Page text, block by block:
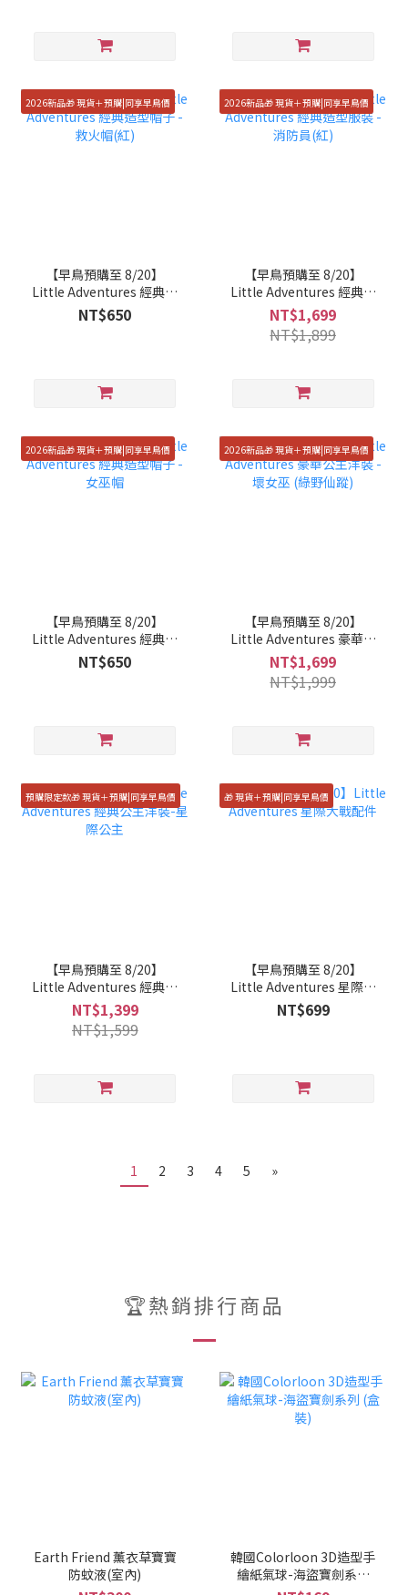
2026新品🎁 現貨＋預購|同享早鳥價
【早鳥預購至 8/20】
Little Adventures 經典造
型帽子 - 救火帽(紅)
NT$650
2026新品🎁 現貨＋預購|同享早鳥價
【早鳥預購至 8/20】
Little Adventures 經典造
型服裝 - 消防員(紅)
NT$1,699
NT$1,899
2026新品🎁 現貨＋預購|同享早鳥價
【早鳥預購至 8/20】
Little Adventures 經典造
型帽子 - 女巫帽
NT$650
2026新品🎁 現貨＋預購|同享早鳥價
【早鳥預購至 8/20】
Little Adventures 豪華公
主洋裝 - 壞女巫 (綠野仙
蹤)
NT$1,699
NT$1,999
預購限定款🎁 現貨＋預購|同享早鳥價
【早鳥預購至 8/20】
Little Adventures 經典公
主洋裝-星際公主
NT$1,399
NT$1,599
🎁 現貨＋預購|同享早鳥價
【早鳥預購至 8/20】
Little Adventures 星際大
戰配件
NT$699
1 2 3 4 5 »
🏆熱銷排行商品
Earth Friend 薰衣草寶寶
防蚊液(室內)
韓國Colorloon 3D造型手
繪紙氣球-海盜寶劍系列